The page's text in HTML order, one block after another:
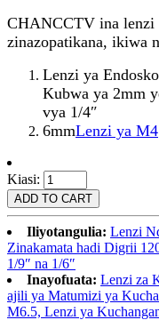
CHANCCTV ina lenzi
zinazopatikana, ikiwa
Lenzi ya
Kubwa ya 2mm
vya 1/4″
6mmLenzi ya M4
Kiasi:
Iliyotangulia: Lenzi
Zinakamata hadi Digrii
1/9″ na 1/6″
Inayofuata: Lenzi za
ajili ya Matumizi ya
M6.5, Lenzi ya